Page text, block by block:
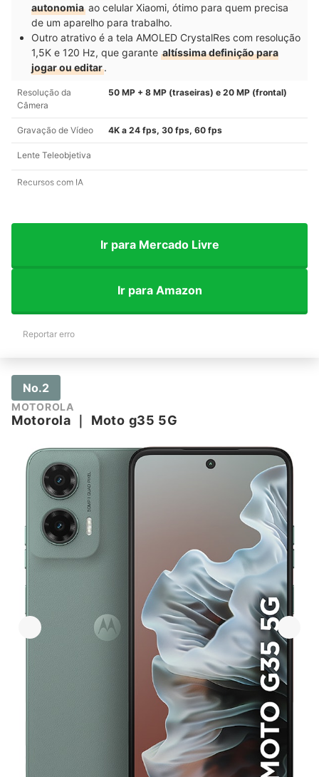
autonomia ao celular Xiaomi, ótimo para quem precisa
de um aparelho para trabalho.
Outro atrativo é a tela AMOLED CrystalRes com resolução
1,5K e 120 Hz, que garante altíssima definição para
jogar ou editar.
Resolução da
Câmera
50 MP + 8 MP (traseiras) e 20 MP (frontal)
Gravação de Vídeo 4K a 24 fps, 30 fps, 60 fps
Lente Teleobjetiva
Recursos com IA
Ir para Mercado Livre
Ir para Amazon
Reportar erro
No.2
MOTOROLA
Motorola Moto g35 5G